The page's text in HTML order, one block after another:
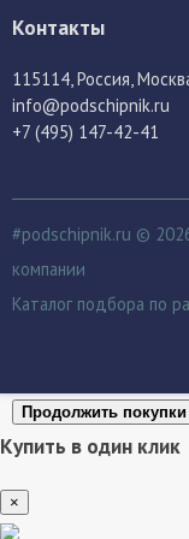
Контакты
115114 , Россия,
info@podschipnik.ru
+7 (495) 147-42-41
#podschipnik.ru ©
компании
Каталог подбора по
Продолжить покупки
Купить в один клик
×